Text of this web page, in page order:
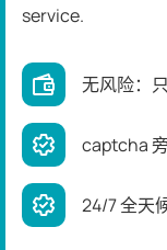
service.
无风险：
captcha
24/7 全天